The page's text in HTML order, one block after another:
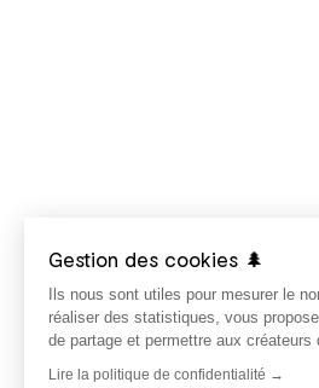
Gestion des cookies 🌲
Ils nous sont utiles pour mesurer le
réaliser des statistiques, vous
de partage et permettre aux créateurs
Lire la politique de confidentialité →